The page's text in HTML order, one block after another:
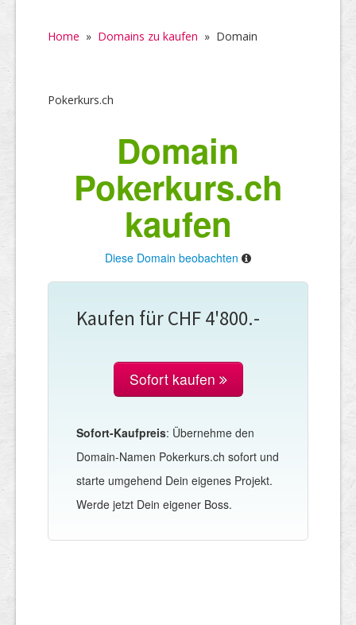
Home » Domains zu kaufen » Domain
Pokerkurs.ch
Domain
Pokerkurs.ch
kaufen
Diese Domain beobachten
Kaufen für CHF 4'800.-
Sofort kaufen
Sofort-Kaufpreis: Übernehme den
Domain-Namen Pokerkurs.ch sofort und
starte umgehend Dein eigenes Projekt.
Werde jetzt Dein eigener Boss.